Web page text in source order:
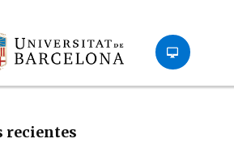
recientes